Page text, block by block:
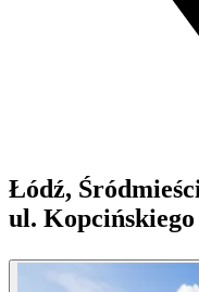
Łódź,
ul. Kopcińskiego